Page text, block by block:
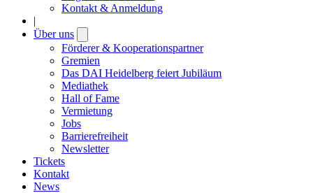
Kontakt & Anmeldung
|
Über uns
submenu
Förderer & Kooperationspartner
Gremien
Das DAI Heidelberg feiert Jubiläum
Mediathek
Hall of Fame
Vermietung
Jobs
Barrierefreiheit
Newsletter
Tickets
Kontakt
News